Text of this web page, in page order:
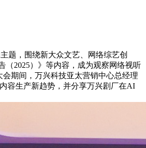
题，围绕新大众文艺、网络综艺创
（2025）》等内容，成为观察网络视听
期间，万兴科技亚太营销中心总经理
容生产新趋势，并分享万兴剧厂在AI